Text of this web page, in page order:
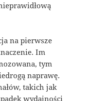
na pierwsze
Im
tym
naprawę.
takich jak
wydajności